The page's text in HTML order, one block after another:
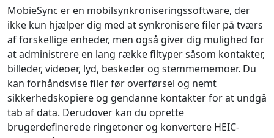
MobieSync er en mobilsynkroniseringssoftware, der
ikke kun hjælper dig med at synkronisere filer på tværs
af forskellige enheder, men også giver dig mulighed for
at administrere en lang række filtyper såsom kontakter,
billeder, videoer, lyd, beskeder og stemmememoer. Du
kan forhåndsvise filer før overførsel og nemt
sikkerhedskopiere og gendanne kontakter for at undgå
tab af data. Derudover kan du oprette
brugerdefinerede ringetoner og konvertere HEIC-